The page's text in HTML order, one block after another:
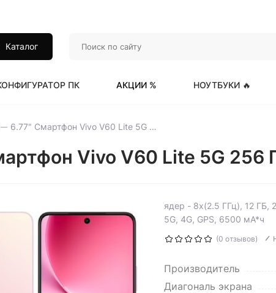
Каталог
ПК АКЦИИ % НОУТБУКИ 🔥
6.77" Смартфон Vivo V60 Lite 5G 256 ГБ розовый
Vivo V60 Lite 5G 256
ядер - 8x(2.5 ГГц), 12 ГБ,
5G, 4G, GPS, 6500 мА*ч
(0 отзывов)
Производитель
Диагональ экрана